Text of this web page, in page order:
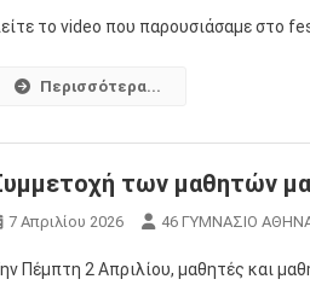
το video που παρουσιάσαμε στο
Περισσότερα...
των μαθητών
7 Απριλίου 2026 46 ΓΥΜΝΑΣΙΟ
Πέμπτη 2 Απριλίου, μαθητές και